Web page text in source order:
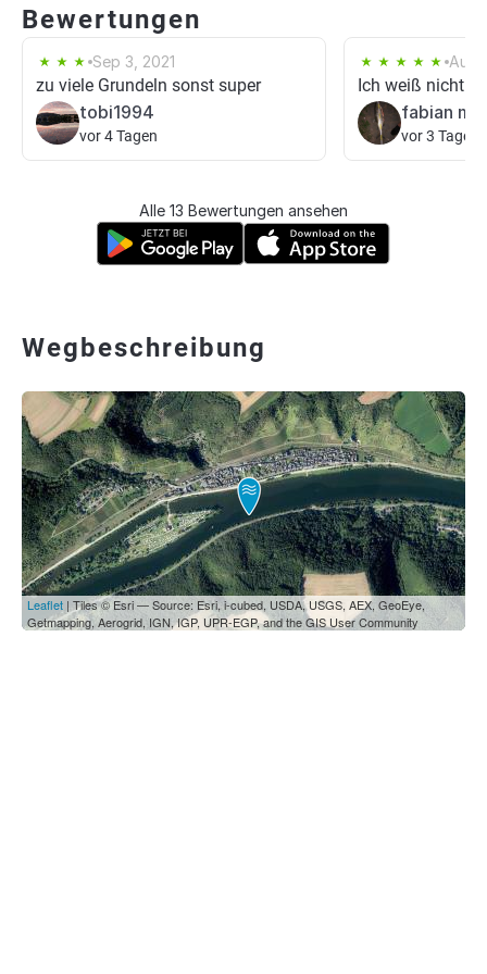
Bewertungen
Sep 3, 2021
zu viele Grundeln sonst super
tobi1994
vor 4 Tagen
Aug
Ich weiß nicht
fabian
vor 3 Tagen
Alle 13 Bewertungen ansehen
Wegbeschreibung
Leaflet | Tiles © Esri — Source: Esri, i-cubed, USDA, USGS, AEX, GeoEye,
Getmapping, Aerogrid, IGN, IGP, UPR-EGP, and the GIS User Community